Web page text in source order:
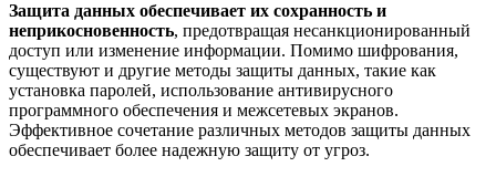
Защита данных обеспечивает их сохранность и
неприкосновенность, предотвращая несанкционированный
доступ или изменение информации. Помимо шифрования,
существуют и другие методы защиты данных, такие как
установка паролей, использование антивирусного
программного обеспечения и межсетевых экранов.
Эффективное сочетание различных методов защиты данных
обеспечивает более надежную защиту от угроз.